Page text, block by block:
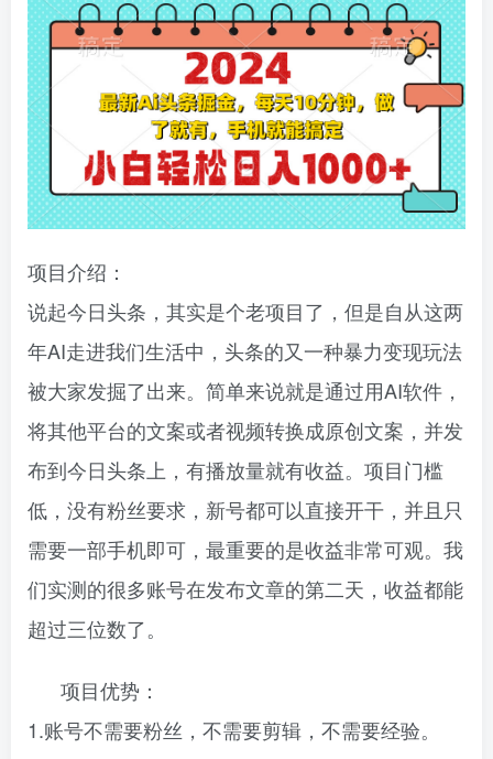
项目介绍：
说起今日头条，其实是个老项目了，但是自从这两
年AI走进我们生活中，头条的又一种暴力变现玩法
被大家发掘了出来。简单来说就是通过用AI软件，
将其他平台的文案或者视频转换成原创文案，并发
布到今日头条上，有播放量就有收益。项目门槛
低，没有粉丝要求，新号都可以直接开干，并且只
需要一部手机即可，最重要的是收益非常可观。我
们实测的很多账号在发布文章的第二天，收益都能
超过三位数了。
项目优势：
1.账号不需要粉丝，不需要剪辑，不需要经验。